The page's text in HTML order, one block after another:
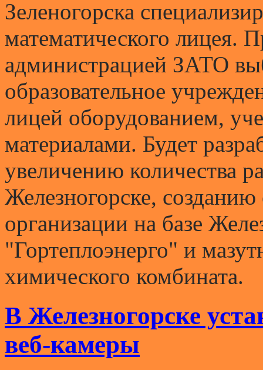
Зеленогорска
математического лицея.
администрацией ЗАТО
образовательное
лицей оборудованием,
материалами. Будет
увеличению количества
Железногорске,
организации на базе
"Гортеплоэнерго" и
химического комбината.
В Железногорске
веб-камеры